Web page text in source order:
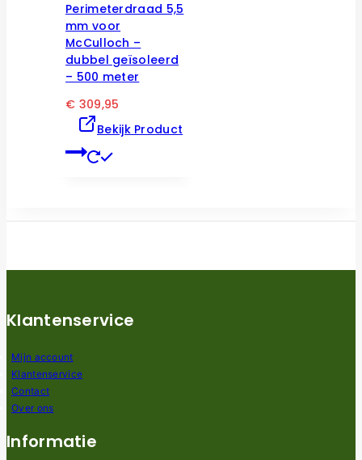
Perimeterdraad 5,5
mm voor
McCulloch –
dubbel geïsoleerd
– 500 meter
€ 309,95
Bekijk Product
Klantenservice
Mijn account
Klantenservice
Contact
Over ons
Informatie